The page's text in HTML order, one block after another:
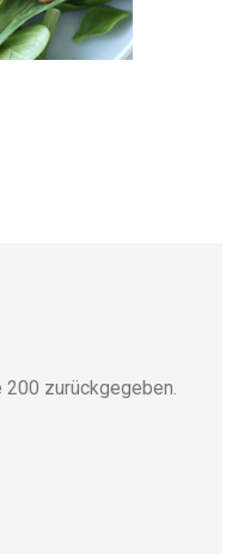
200 zurückgegeben.